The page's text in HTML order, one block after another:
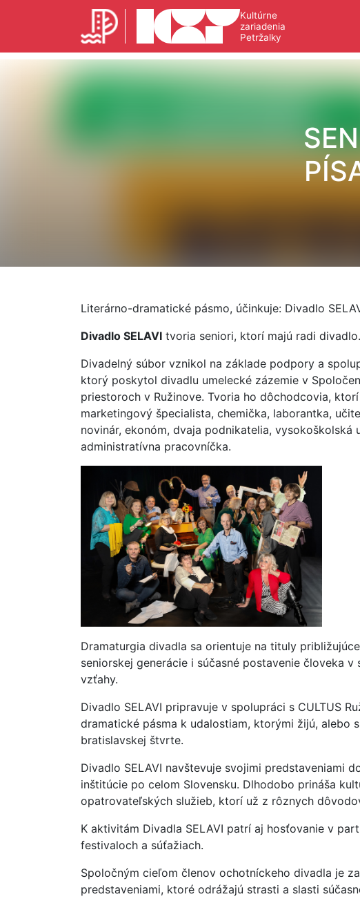
Kultúrne
zariadenia
Petržalky
Literárno-dramatické pásmo, účinkuje: Divadlo
Divadlo SELAVI tvoria seniori, ktorí majú radi divadlo.
Divadelný súbor vznikol na základe podpory a
ktorý poskytol divadlu umelecké zázemie v
priestoroch v Ružinove. Tvoria ho dôchodcovia,
marketingový špecialista, chemička, laborantka,
novinár, ekonóm, dvaja podnikatelia,
administratívna pracovníčka.
Dramaturgia divadla sa orientuje na tituly
seniorskej generácie i súčasné postavenie človeka
vzťahy.
Divadlo SELAVI pripravuje v spolupráci s CULTUS
dramatické pásma k udalostiam, ktorými žijú, alebo
bratislavskej štvrte.
Divadlo SELAVI navštevuje svojimi predstaveniami
inštitúcie po celom Slovensku. Dlhodobo prináša
opatrovateľských služieb, ktorí už z rôznych
K aktivitám Divadla SELAVI patrí aj hosťovanie v
festivaloch a súťažiach.
Spoločným cieľom členov ochotníckeho divadla je
predstaveniami, ktoré odrážajú strasti a slasti